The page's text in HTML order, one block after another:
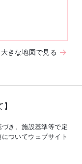
大きな地図で見る
き、施設基準等で定
ついてウェブサイト